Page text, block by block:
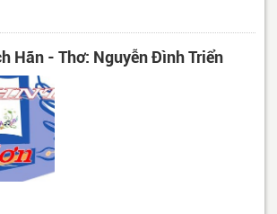
Hãn - Thơ: Nguyễn Đình Triển